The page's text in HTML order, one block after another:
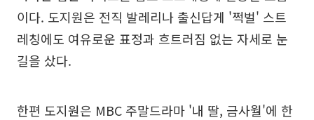
이다. 도지원은 전직 발레리나 출신답게 '쩍벌' 스트
레칭에도 여유로운 표정과 흐트러짐 없는 자세로 눈
길을 샀다.
한편 도지원은 MBC 주말드라마 '내 딸, 금사월'에 한